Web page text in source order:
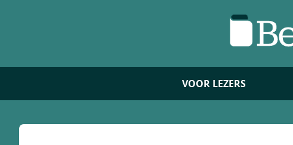
VOOR LEZERS